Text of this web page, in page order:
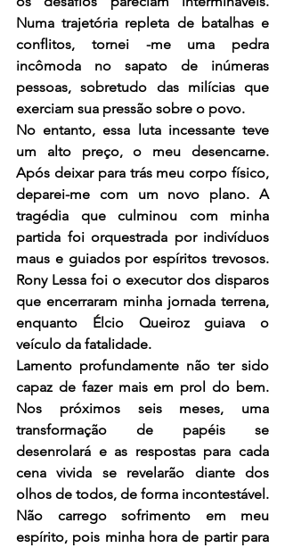
Numa trajetória repleta de batalhas e
conflitos, tornei -me uma pedra
incômoda no sapato de inúmeras
pessoas, sobretudo das milícias que
exerciam sua pressão sobre o povo.
No entanto, essa luta incessante teve
um alto preço, o meu desencarne.
Após deixar para trás meu corpo físico,
deparei-me com um novo plano. A
tragédia que culminou com minha
partida foi orquestrada por indivíduos
maus e guiados por espíritos trevosos.
Rony Lessa foi o executor dos disparos
que encerraram minha jornada terrena,
enquanto Élcio Queiroz guiava o
veículo da fatalidade.
Lamento profundamente não ter sido
capaz de fazer mais em prol do bem.
Nos próximos seis meses, uma
transformação de papéis se
desenrolará e as respostas para cada
cena vivida se revelarão diante dos
olhos de todos, de forma incontestável.
Não carrego sofrimento em meu
espírito, pois minha hora de partir para